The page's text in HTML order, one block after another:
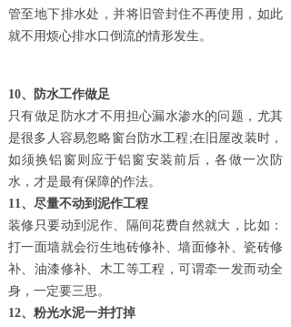
管至地下排水处，并将旧管封住不再使用，如此
就不用烦心排水口倒流的情形发生。
10、防水工作做足
只有做足防水才不用担心漏水渗水的问题，尤其
是很多人容易忽略窗台防水工程 ;在旧屋改装时，
如须换铝窗则应于铝窗安装前后，各做一次防
水，才是最有保障的作法。
11、尽量不动到泥作工程
装修只要动到泥作、隔间花费自然就大，比如：
打一面墙就会衍生地砖修补、墙面修补、瓷砖修
补、油漆修补、木工等工程，可谓牵一发而动全
身，一定要三思。
12、粉光水泥一并打掉